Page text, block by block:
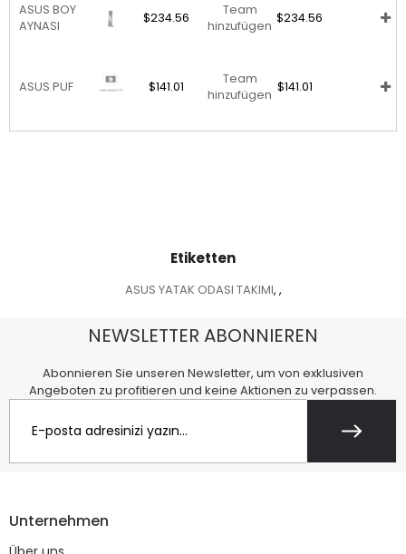
ASUS BOY
AYNASI
$234.56
Team
hinzufügen
$234.56
ASUS PUF $141.01
Team
hinzufügen
$141.01
Etiketten
ASUS YATAK ODASI TAKIMI, ,
NEWSLETTER ABONNIEREN
Abonnieren Sie unseren Newsletter, um von exklusiven
Angeboten zu profitieren und keine Aktionen zu verpassen.
Unternehmen